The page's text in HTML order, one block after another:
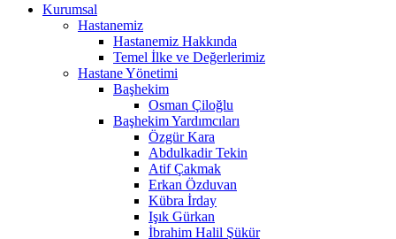
Kurumsal
Hastanemiz
Hastanemiz Hakkında
Temel İlke ve Değerlerimiz
Hastane Yönetimi
Başhekim
Osman Çiloğlu
Başhekim Yardımcıları
Özgür Kara
Abdulkadir Tekin
Atif Çakmak
Erkan Özduvan
Kübra İrday
Işık Gürkan
İbrahim Halil Şükür